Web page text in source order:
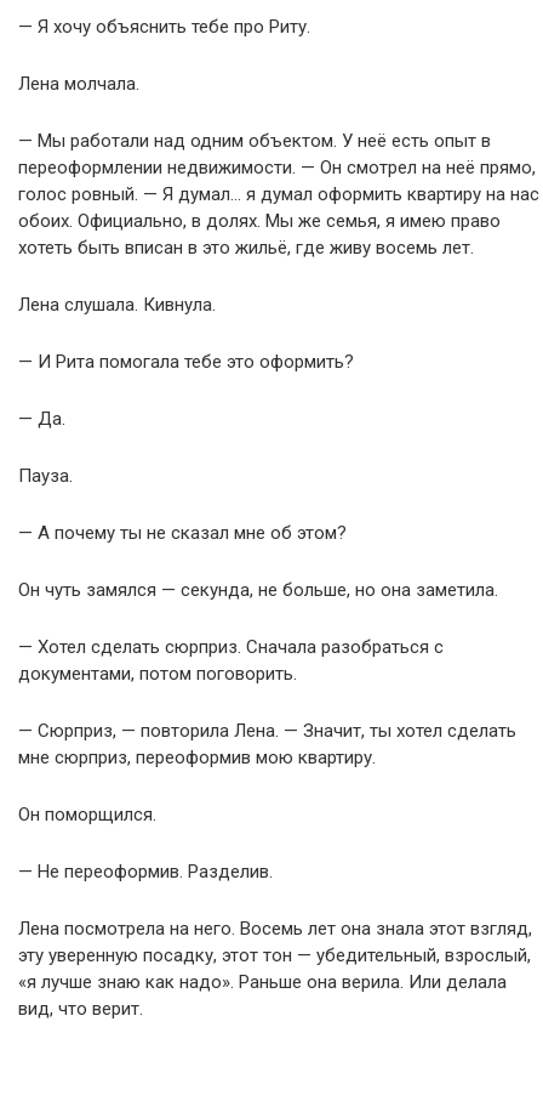
— Я хочу объяснить тебе про Риту.
Лена молчала.
— Мы работали над одним объектом. У неё есть опыт в
переоформлении недвижимости. — Он смотрел на неё прямо,
голос ровный. — Я думал… я думал оформить квартиру на нас
обоих. Официально, в долях. Мы же семья, я имею право
хотеть быть вписан в это жильё, где живу восемь лет.
Лена слушала. Кивнула.
— И Рита помогала тебе это оформить?
— Да.
Пауза.
— А почему ты не сказал мне об этом?
Он чуть замялся — секунда, не больше, но она заметила.
— Хотел сделать сюрприз. Сначала разобраться с
документами, потом поговорить.
— Сюрприз, — повторила Лена. — Значит, ты хотел сделать
мне сюрприз, переоформив мою квартиру.
Он поморщился.
— Не переоформив. Разделив.
Лена посмотрела на него. Восемь лет она знала этот взгляд,
эту уверенную посадку, этот тон — убедительный, взрослый,
«я лучше знаю как надо». Раньше она верила. Или делала
вид, что верит.